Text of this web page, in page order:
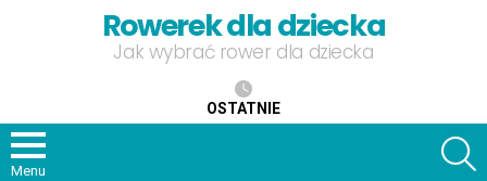
Rowerek dla dziecka
Jak wybrać rower dla dziecka
OSTATNIE
Menu